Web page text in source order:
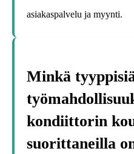
asiakaspalvelu ja myynti.
Minkä
kondiittorin
suorittaneilla